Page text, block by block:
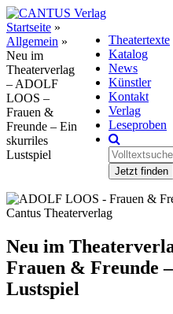
Theatertexte
Katalog
News
Künstler
Kontakt
Verlag
Leseproben
Jetzt finden
Startseite »
Allgemein »
Neu im
Theaterverlag
– ADOLF
LOOS –
Frauen &
Freunde – Ein
skurriles
Lustspiel
Neu im
Frauen & Freunde
Lustspiel